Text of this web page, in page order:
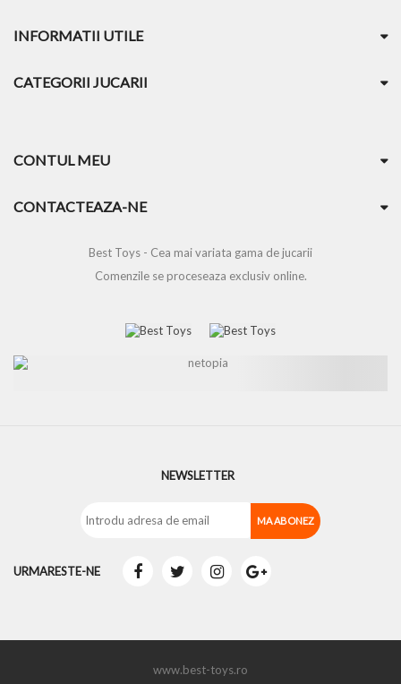
INFORMATII UTILE
CATEGORII JUCARII
CONTUL MEU
CONTACTEAZA-NE
Best Toys - Cea mai variata gama de jucarii
Comenzile se proceseaza exclusiv online.
NEWSLETTER
URMARESTE-NE
www.best-toys.ro